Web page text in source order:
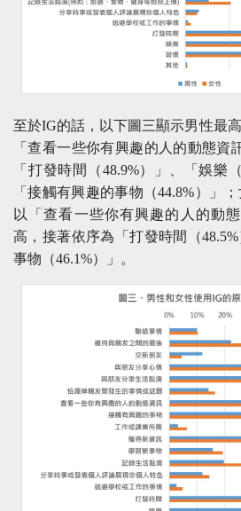
至於IG的話，以下圖三顯示男性最
「查看一些你有興趣的人的動態資
「打發時間（48.9%）」、「娛樂
「接觸有興趣的事物（44.8%）」
以「查看一些你有興趣的人的動
高，接著依序為「打發時間（
事物（46.1%）」。